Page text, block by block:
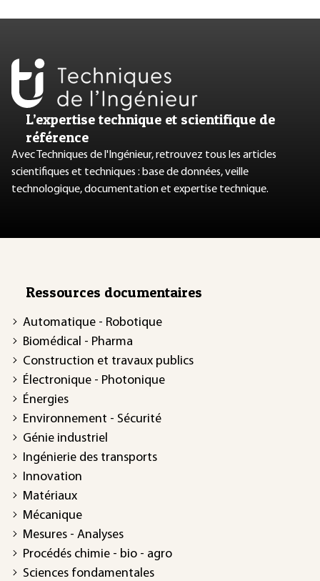
L’expertise technique et scientifique de
référence
Avec Techniques de l'Ingénieur, retrouvez tous les articles
scientifiques et techniques : base de données, veille
technologique, documentation et expertise technique.
Ressources documentaires
Automatique - Robotique
Biomédical - Pharma
Construction et travaux publics
Électronique - Photonique
Énergies
Environnement - Sécurité
Génie industriel
Ingénierie des transports
Innovation
Matériaux
Mécanique
Mesures - Analyses
Procédés chimie - bio - agro
Sciences fondamentales